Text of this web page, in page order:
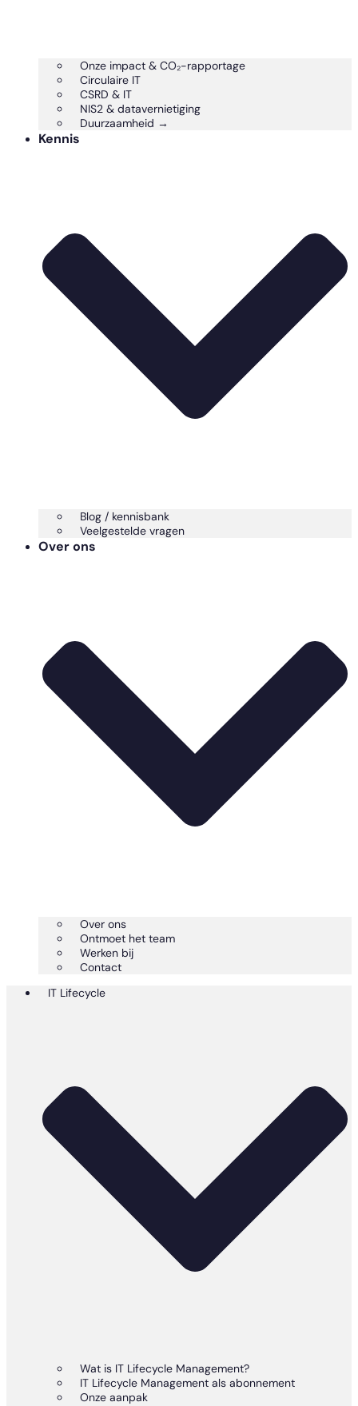
Onze impact & CO₂-rapportage
Circulaire IT
CSRD & IT
NIS2 & datavernietiging
Duurzaamheid →
Kennis
Blog / kennisbank
Veelgestelde vragen
Over ons
Over ons
Ontmoet het team
Werken bij
Contact
IT Lifecycle
Wat is IT Lifecycle Management?
IT Lifecycle Management als abonnement
Onze aanpak